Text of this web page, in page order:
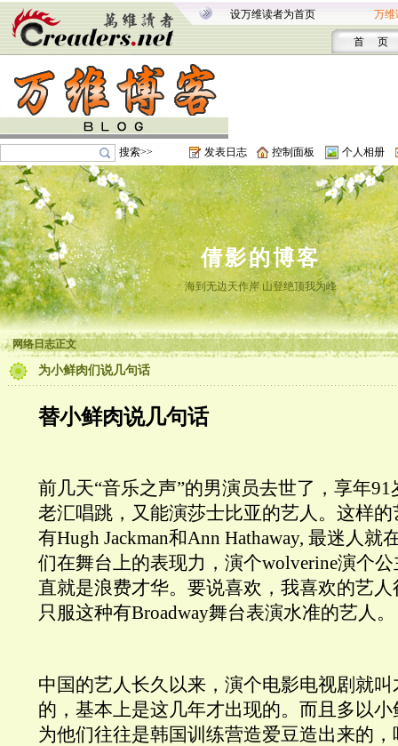
设万维读者为首页 万维
首 页
搜索>> 发表日志 控制面板 个人相册
倩影的博客
海到无边天作岸 山登绝顶我为峰
网络日志正文
为小鲜肉们说几句话
替小鲜肉说几句话
前几天“音乐之声”的男演员去世了，享年
老汇唱跳，又能演莎士比亚的艺人。这样
有Hugh Jackman和Ann Hathaway, 最迷人就
们在舞台上的表现力，演个wolverine演个
直就是浪费才华。要说喜欢，我喜欢的艺
只服这种有Broadway舞台表演水准的艺人。
中国的艺人长久以来，演个电影电视剧就
的，基本上是这几年才出现的。而且多以
为他们往往是韩国训练营造爱豆造出来的